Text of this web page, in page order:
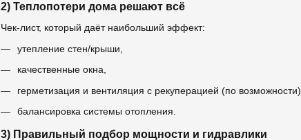
2) Теплопотери дома решают всё
Чек-лист, который даёт наибольший эффект:
утепление стен/крыши,
качественные окна,
герметизация и вентиляция с рекуперацией (по возможности),
балансировка системы отопления.
3) Правильный подбор мощности и гидравлики